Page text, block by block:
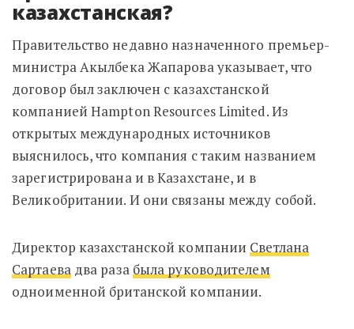
казахстанская?
Правительство недавно назначенного премьер-
министра Акылбека Жапарова указывает, что
договор был заключен с казахстанской
компанией Hampton Resources Limited. Из
открытых международных источников
выяснилось, что компания с таким названием
зарегистрирована и в Казахстане, и в
Великобритании. И они связаны между собой.
Директор казахстанской компании Светлана
Сартаевадва раза была руководителем
одноименной британской компании.